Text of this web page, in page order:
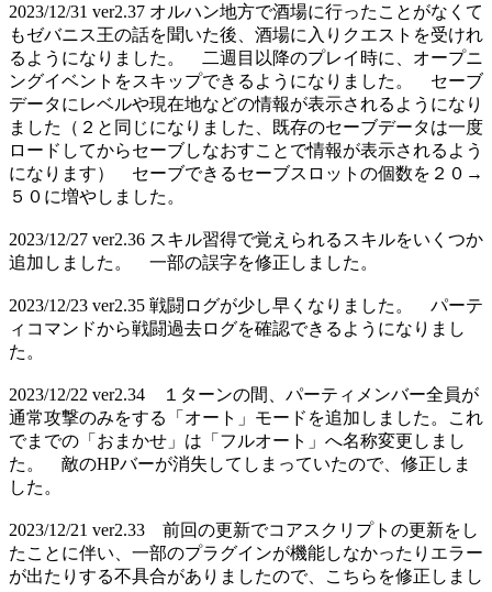
2023/12/31 ver2.37 オルハン地方で酒場に行ったことがなくて
もゼバニス王の話を聞いた後、酒場に入りクエストを受けれ
るようになりました。 二週目以降のプレイ時に、オープニ
ングイベントをスキップできるようになりました。 セーブ
データにレベルや現在地などの情報が表示されるようになり
ました（２と同じになりました、既存のセーブデータは一度
ロードしてからセーブしなおすことで情報が表示されるよう
になります） セーブできるセーブスロットの個数を２０→
５０に増やしました。
2023/12/27 ver2.36 スキル習得で覚えられるスキルをいくつか
追加しました。 一部の誤字を修正しました。
2023/12/23 ver2.35 戦闘ログが少し早くなりました。 パーテ
ィコマンドから戦闘過去ログを確認できるようになりまし
た。
2023/12/22 ver2.34 １ターンの間、パーティメンバー全員が
通常攻撃のみをする「オート」モードを追加しました。これ
でまでの「おまかせ」は「フルオート」へ名称変更しまし
た。 敵のHPバーが消失してしまっていたので、修正しま
した。
2023/12/21 ver2.33 前回の更新でコアスクリプトの更新をし
たことに伴い、一部のプラグインが機能しなかったりエラー
が出たりする不具合がありましたので、こちらを修正しまし